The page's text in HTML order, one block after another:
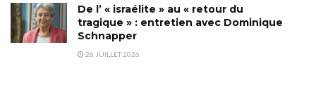
De l’ « israélite » au « retour du
tragique » : entretien avec Dominique
Schnapper
26 JUILLET 2026